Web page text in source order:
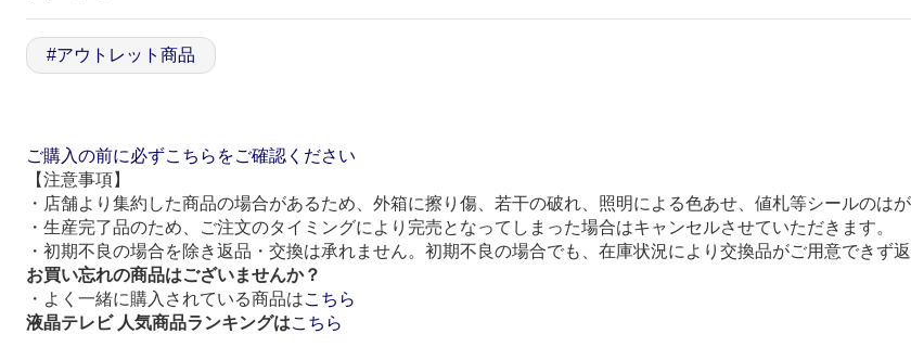
#アウトレット商品
ご購入の前に必ずこちらをご確認ください
【注意事項】
・店舗より集約した商品の場合があるため、外箱に擦り傷、若干の破れ、照明による色あせ、値札等シールのは
・生産完了品のため、ご注文のタイミングにより完売となってしまった場合はキャンセルさせていただきます。
・初期不良の場合を除き返品・交換は承れません。初期不良の場合でも、在庫状況により交換品がご用意できず
お買い忘れの商品はございませんか？
・よく一緒に購入されている商品はこちら
液晶テレビ 人気商品ランキングはこちら